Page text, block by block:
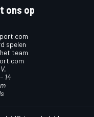
ons op
spelen
team
14